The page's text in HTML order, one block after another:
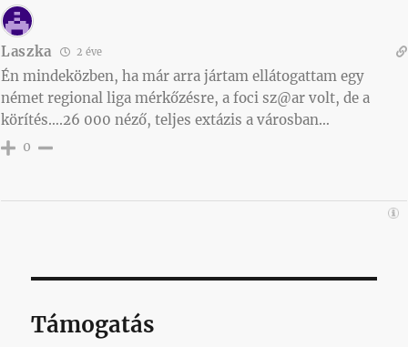
Laszka 2 éve
Én mindeközben, ha már arra jártam ellátogattam egy
német regional liga mérkőzésre, a foci sz@ar volt, de a
körítés….26 000 néző, teljes extázis a városban…
0
Támogatás